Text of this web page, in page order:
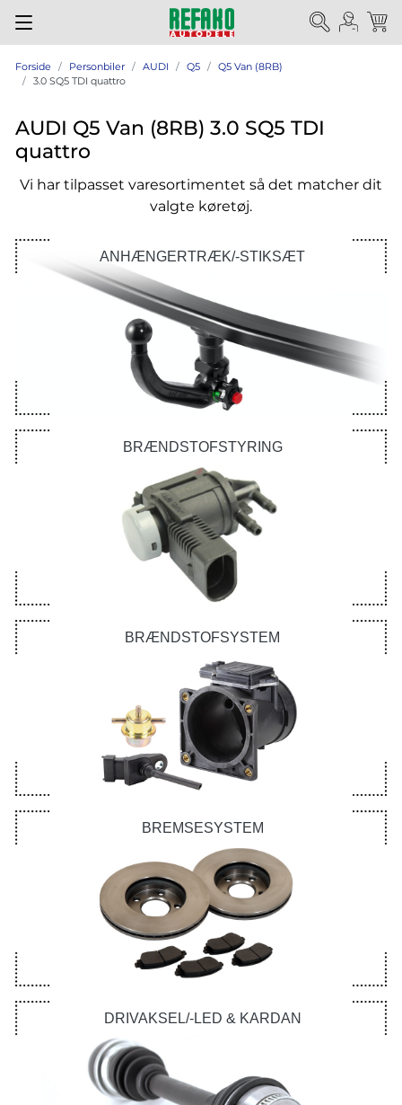
Forside Personbiler AUDI Q5
Q5 Van (8RB)
3.0 SQ5 TDI quattro
AUDI Q5 Van (8RB) 3.0 SQ5 TDI
quattro
Vi har tilpasset varesortimentet så det matcher dit
valgte køretøj.
ANHÆNGERTRÆK/-STIKSÆT
BRÆNDSTOFSTYRING
BRÆNDSTOFSYSTEM
BREMSESYSTEM
DRIVAKSEL/-LED & KARDAN